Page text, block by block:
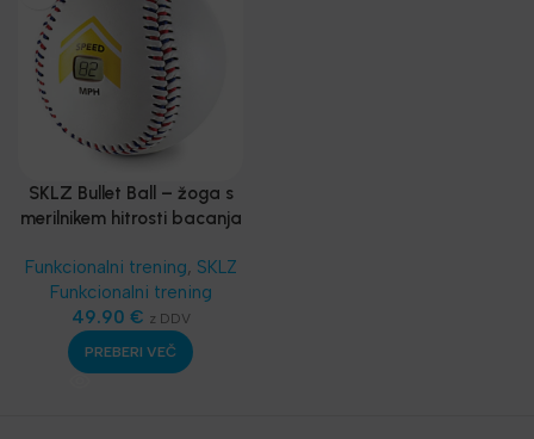
SKLZ Bullet Ball – žoga s
merilnikem hitrosti bacanja
Funkcionalni trening, SKLZ
Funkcionalni trening
49.90 € z DDV
PREBERI VEČ